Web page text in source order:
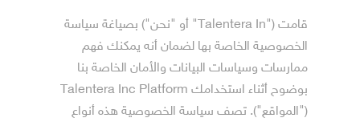
قامت ("Talentera In" أو "نحن") بصياغة سياسة
الخصوصية الخاصة بها لضمان أنه يمكنك فهم
ممارسات وسياسات البيانات والأمان الخاصة بنا
بوضوح أثناء استخدامك Talentera Inc Platform
("المواقع"). تصف سياسة الخصوصية هذه أنواع